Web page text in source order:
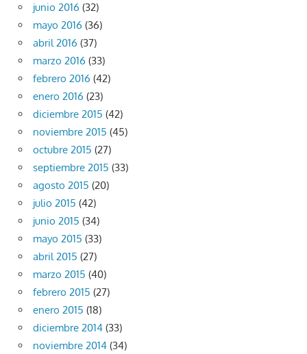
junio 2016 (32)
mayo 2016 (36)
abril 2016 (37)
marzo 2016 (33)
febrero 2016 (42)
enero 2016 (23)
diciembre 2015 (42)
noviembre 2015 (45)
octubre 2015 (27)
septiembre 2015 (33)
agosto 2015 (20)
julio 2015 (42)
junio 2015 (34)
mayo 2015 (33)
abril 2015 (27)
marzo 2015 (40)
febrero 2015 (27)
enero 2015 (18)
diciembre 2014 (33)
noviembre 2014 (34)